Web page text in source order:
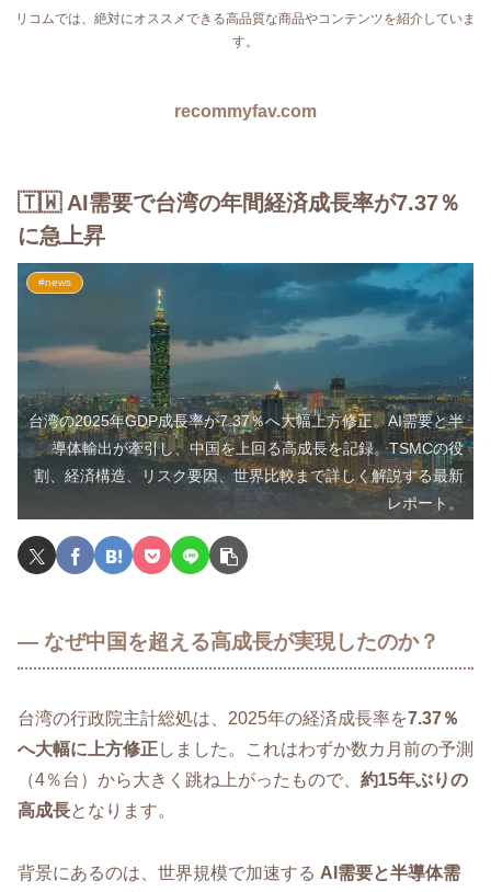
リコムでは、絶対にオススメできる高品質な商品やコンテンツを紹介していま
す。
recommyfav.com
🇹🇼 AI需要で台湾の年間経済成長率が7.37％
に急上昇
#news
台湾の2025年GDP成長率が7.37％へ大幅上方修正。AI需要と半
導体輸出が牽引し、中国を上回る高成長を記録。TSMCの役
割、経済構造、リスク要因、世界比較まで詳しく解説する最新
レポート。
― なぜ中国を超える高成長が実現したのか？
台湾の行政院主計総処は、2025年の経済成長率を7.37％
へ大幅に上方修正しました。これはわずか数カ月前の予測
（4％台）から大きく跳ね上がったもので、 約15年ぶりの
高成長となります。
背景にあるのは、世界規模で加速する AI需要と半導体需